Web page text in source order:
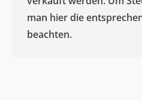
man hier die
beachten.